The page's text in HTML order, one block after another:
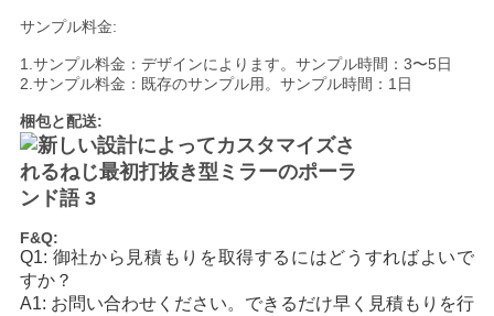
サンプル料金:
1.サンプル料金：デザインによります。サンプル時間：3〜5日
2.サンプル料金：既存のサンプル用。サンプル時間：1日
梱包と配送:
F&Q:
Q1: 御社から見積もりを取得するにはどうすればよいで
すか？
A1: お問い合わせください。できるだけ早く見積もりを行